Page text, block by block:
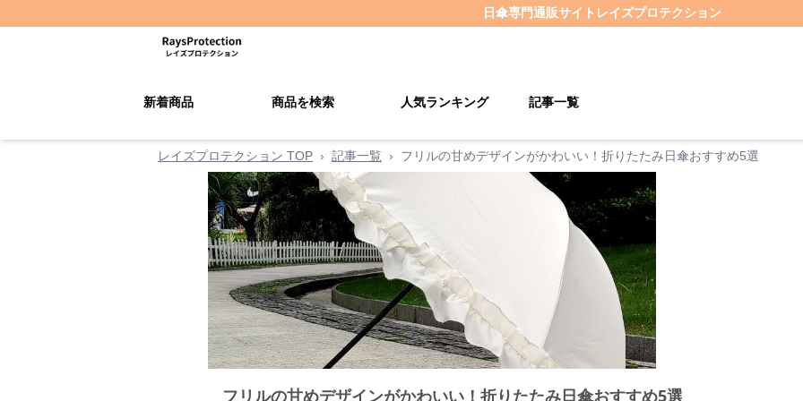
日傘専門通販サイト レイズプロテクション
新着商品 商品を検索 人気ランキング 記事一覧
レイズプロテクション TOP › 記事一覧 › フリルの甘めデザインがかわいい！折りたたみ日傘おすすめ5選
フリルの甘めデザインがかわいい！折りたたみ日傘おすすめ5選